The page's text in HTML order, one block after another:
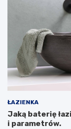
ŁAZIENKA
Jaką baterię
i parametrów.